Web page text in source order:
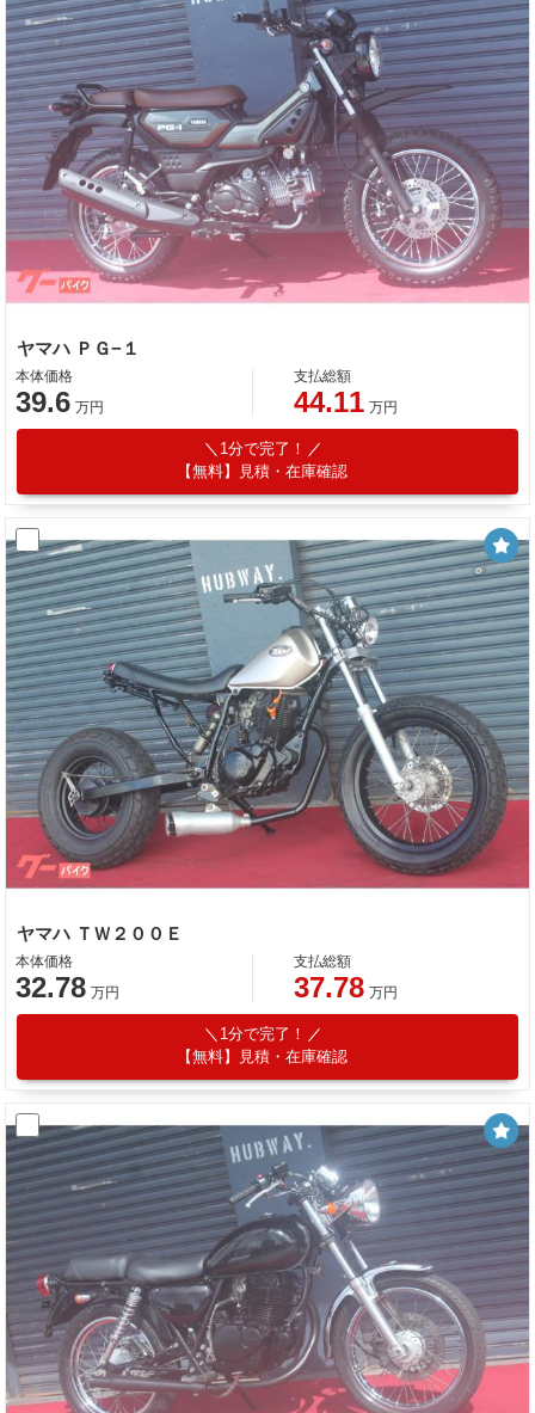
ヤマハ ＰＧ−１
本体価格
39.6 万円
支払総額
44.11 万円
1分で完了！
【無料】見積・在庫確認
ヤマハ ＴＷ２００Ｅ
本体価格
32.78 万円
支払総額
37.78 万円
1分で完了！
【無料】見積・在庫確認